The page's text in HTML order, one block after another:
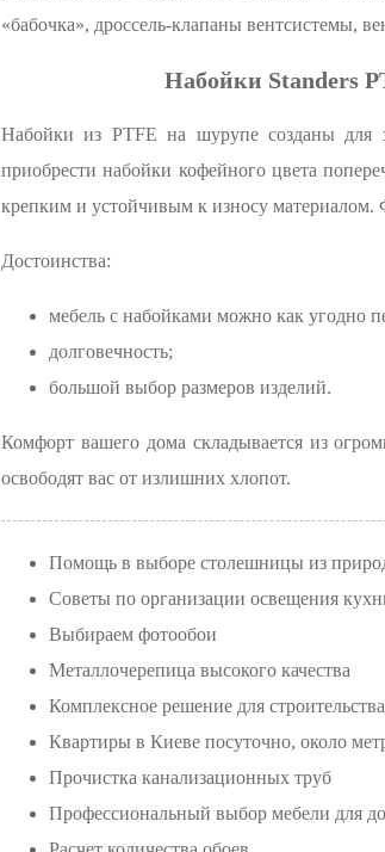
«бабочка», дроссель-клапаны
Набойки Standers
Набойки из PTFE на шурупе созданы для
приобрести набойки кофейного цвета
крепким и устойчивым к износу материалом.
Достоинства:
мебель с набойками можно как угодно
долговечность;
большой выбор размеров изделий.
Комфорт вашего дома складывается из
освободят вас от излишних хлопот.
Помощь в выборе столешницы из
Советы по организации освещения
Выбираем фотообои
Металлочерепица высокого качества
Комплексное решение для
Квартиры в Киеве посуточно, около
Прочистка канализационных труб
Профессиональный выбор мебели для